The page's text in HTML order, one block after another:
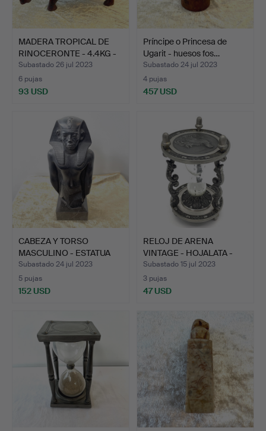
MADERA TROPICAL DE
RINOCERONTE - 4.4KG -
Á…
Subastado 26 jul 2023
6 pujas
93 USD
Príncipe o Princesa de
Ugarit - huesos fos…
Subastado 24 jul 2023
4 pujas
457 USD
CABEZA Y TORSO
MASCULINO - ESTATUA
SENTADA…
Subastado 24 jul 2023
5 pujas
152 USD
RELOJ DE ARENA
VINTAGE - HOJALATA -
ZORRO …
Subastado 15 jul 2023
3 pujas
47 USD